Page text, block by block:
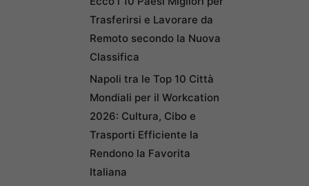
Trasferirsi e Lavorare da
Remoto secondo la Nuova
Classifica
Napoli tra le Top 10 Città
Mondiali per il Workcation
2026: Cultura, Cibo e
Trasporti Efficiente la
Rendono la Favorita
Italiana